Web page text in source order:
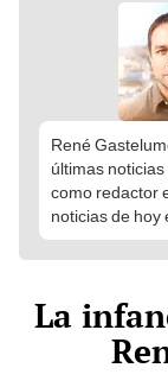
René
últimas
como redactor
noticias de hoy
La